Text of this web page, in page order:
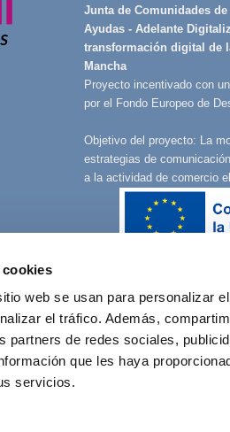
cookies
web se usan para personalizar
el tráfico. Además,
partners de redes sociales,
que les haya
servicios.
Junta de Comunidades
Ayudas - Adelante
transformación digital de
Mancha
Proyecto incentivado con
por el Fondo Europeo de
Objetivo del proyecto: La
estrategias de
a la actividad de comercio